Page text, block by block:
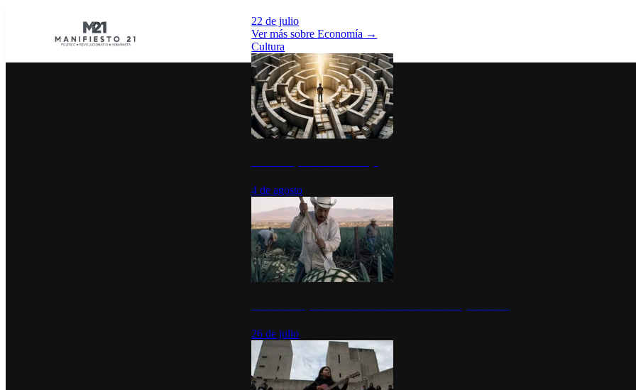
22 de julio
Ver más sobreEconomía →
Cultura
4 de agosto
26 de julio